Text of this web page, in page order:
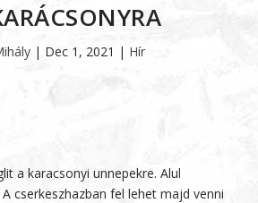
| Dec 1, 2021 | Hír
a karacsonyi unnepekre. Alul
A cserkeszhazban fel lehet majd venni